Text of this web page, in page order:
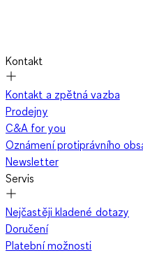
Kontakt
Kontakt a zpětná vazba
Prodejny
C&A for you
Oznámení protiprávního
Newsletter
Servis
Nejčastěji kladené dotazy
Doručení
Platební možnosti